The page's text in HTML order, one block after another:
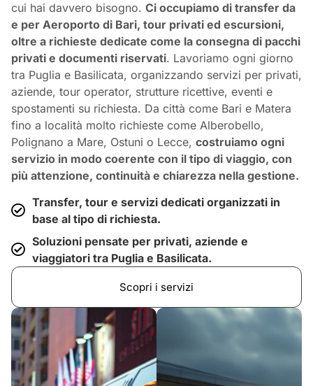
cui hai davvero bisogno. Ci occupiamo di transfer da
e per Aeroporto di Bari, tour privati ed escursioni,
oltre a richieste dedicate come la consegna di pacchi
privati e documenti riservati. Lavoriamo ogni giorno
tra Puglia e Basilicata, organizzando servizi per privati,
aziende, tour operator, strutture ricettive, eventi e
spostamenti su richiesta. Da città come Bari e Matera
fino a località molto richieste come Alberobello,
Polignano a Mare, Ostuni o Lecce, costruiamo ogni
servizio in modo coerente con il tipo di viaggio, con
più attenzione, continuità e chiarezza nella gestione.
Transfer, tour e servizi dedicati organizzati in
base al tipo di richiesta.
Soluzioni pensate per privati, aziende e
viaggiatori tra Puglia e Basilicata.
Scopri i servizi